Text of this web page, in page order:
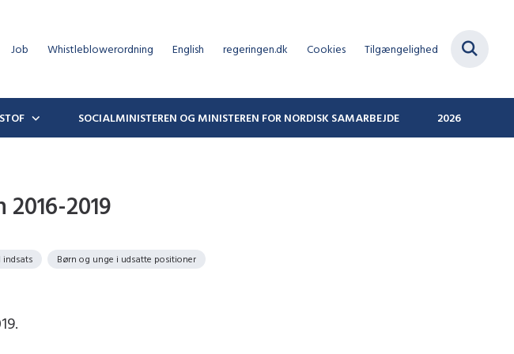
Job Whistleblowerordning English regeringen.dk Cookies Tilgængelighed
SOCIALMINISTEREN OG MINISTEREN FOR NORDISK SAMARBEJDE 2026
2019
indsats
Børn og unge i udsatte positioner